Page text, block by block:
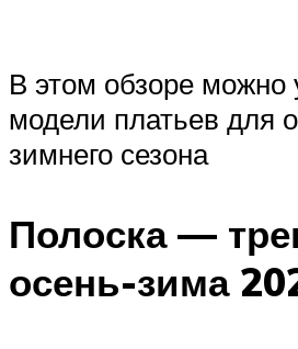
В этом обзоре можно
модели платьев для
зимнего сезона
Полоска —
осень-зима